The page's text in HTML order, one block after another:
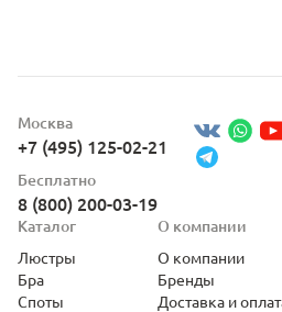
Москва
+7 (495) 125-02-21
Бесплатно
8 (800) 200-03-19
Каталог
Люстры
Бра
Споты
О компании
О компании
Бренды
Доставка и